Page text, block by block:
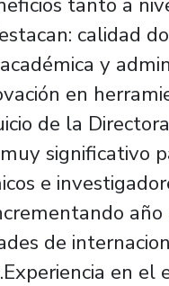
calidad
y
en
de la
significativo
e
de
en